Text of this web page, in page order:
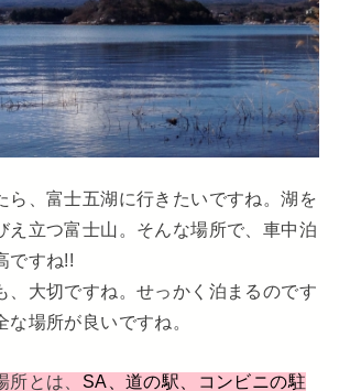
ら、富士五湖に行きたいですね。湖を
え立つ富士山。そんな場所で、車中泊
ですね!!
、大切ですね。せっかく泊まるのです
場所が良いですね。
とは、 SA、道の駅、コンビニの駐